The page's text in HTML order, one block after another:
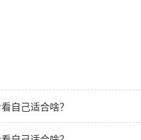
自己适合啥？